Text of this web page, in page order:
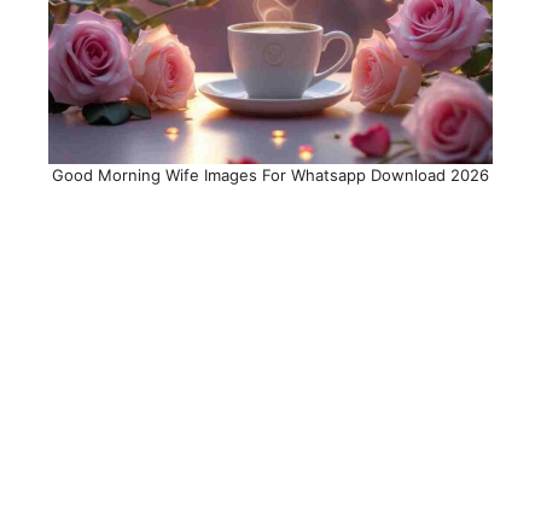
Good Morning Wife Images For Whatsapp Download 2026